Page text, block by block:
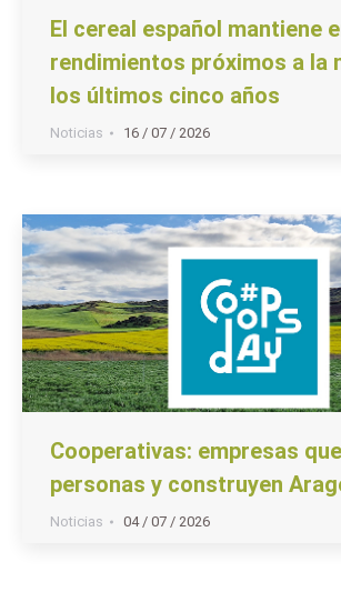
El cereal español mantiene
rendimientos próximos a la
los últimos cinco años
Noticias 16 / 07 / 2026
Cooperativas: empresas
personas y construyen
Noticias 04 / 07 / 2026